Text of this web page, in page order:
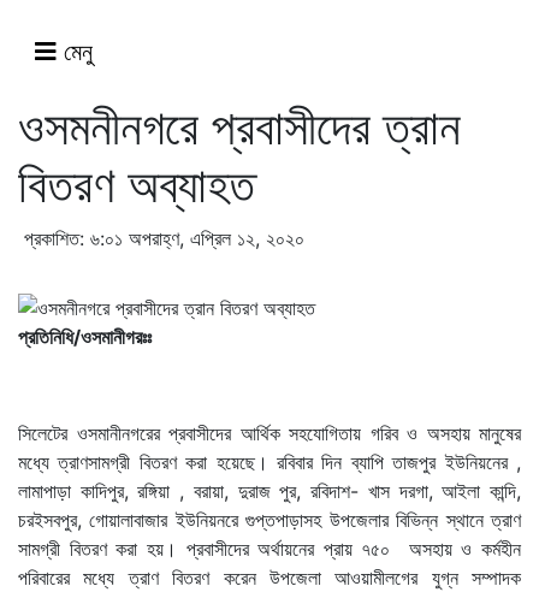
মেনু
ওসমনীনগরে প্রবাসীদের ত্রান
বিতরণ অব্যাহত
প্রকাশিত: ৬:০১ অপরাহ্ণ, এপ্রিল ১২, ২০২০
প্রতিনিধি/ওসমানীগরঃঃ
সিলেটের ওসমানীনগরের প্রবাসীদের আর্থিক সহযোগিতায় গরিব ও অসহায় মানুষের
মধ্যে ত্রাণসামগ্রী বিতরণ করা হয়েছে। রবিবার দিন ব্যাপি তাজপুর ইউনিয়নের ,
লামাপাড়া কাদিপুর, রঙ্গিয়া , বরায়া, দুরাজ পুর, রবিদাশ- খাস দরগা, আইলা কান্দি,
চরইসবপুর, গোয়ালাবাজার ইউনিয়নরে গুপ্তপাড়াসহ উপজেলার বিভিন্ন স্থানে ত্রাণ
সামগ্রী বিতরণ করা হয়। প্রবাসীদের অর্থায়নের প্রায় ৭৫০ অসহায় ও কর্মহীন
পরিবারের মধ্যে ত্রাণ বিতরণ করেন উপজেলা আওয়ামীলগের যুগ্ন সম্পাদক